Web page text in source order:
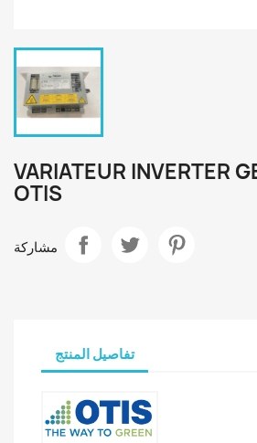
VARIATEUR INVERTER
OTIS
مشاركة
تفاصيل المنتج